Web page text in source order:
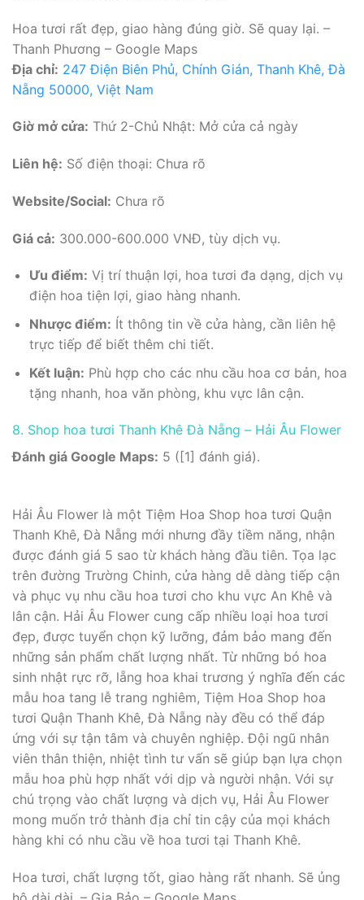
Hoa tươi rất đẹp, giao hàng đúng giờ. Sẽ quay lại. –
Thanh Phương – Google Maps
Địa chỉ: 247 Điện Biên Phủ, Chính Gián, Thanh Khê, Đà
Nẵng 50000, Việt Nam
Giờ mở cửa: Thứ 2-Chủ Nhật: Mở cửa cả ngày
Liên hệ: Số điện thoại: Chưa rõ
Website/Social: Chưa rõ
Giá cả: 300.000-600.000 VNĐ, tùy dịch vụ.
Ưu điểm: Vị trí thuận lợi, hoa tươi đa dạng, dịch vụ
điện hoa tiện lợi, giao hàng nhanh.
Nhược điểm: Ít thông tin về cửa hàng, cần liên hệ
trực tiếp để biết thêm chi tiết.
Kết luận: Phù hợp cho các nhu cầu hoa cơ bản, hoa
tặng nhanh, hoa văn phòng, khu vực lân cận.
8. Shop hoa tươi Thanh Khê Đà Nẵng – Hải Âu Flower
Đánh giá Google Maps: 5 ([1] đánh giá).
Hải Âu Flower là một Tiệm Hoa Shop hoa tươi Quận
Thanh Khê, Đà Nẵng mới nhưng đầy tiềm năng, nhận
được đánh giá 5 sao từ khách hàng đầu tiên. Tọa lạc
trên đường Trường Chinh, cửa hàng dễ dàng tiếp cận
và phục vụ nhu cầu hoa tươi cho khu vực An Khê và
lân cận. Hải Âu Flower cung cấp nhiều loại hoa tươi
đẹp, được tuyển chọn kỹ lưỡng, đảm bảo mang đến
những sản phẩm chất lượng nhất. Từ những bó hoa
sinh nhật rực rỡ, lẵng hoa khai trương ý nghĩa đến các
mẫu hoa tang lễ trang nghiêm, Tiệm Hoa Shop hoa
tươi Quận Thanh Khê, Đà Nẵng này đều có thể đáp
ứng với sự tận tâm và chuyên nghiệp. Đội ngũ nhân
viên thân thiện, nhiệt tình tư vấn sẽ giúp bạn lựa chọn
mẫu hoa phù hợp nhất với dịp và người nhận. Với sự
chú trọng vào chất lượng và dịch vụ, Hải Âu Flower
mong muốn trở thành địa chỉ tin cậy của mọi khách
hàng khi có nhu cầu về hoa tươi tại Thanh Khê.
Hoa tươi, chất lượng tốt, giao hàng rất nhanh. Sẽ ủng